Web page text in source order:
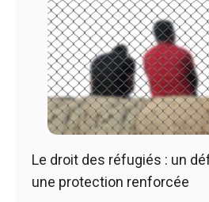
Le droit des réfugiés : un
une protection renforcée